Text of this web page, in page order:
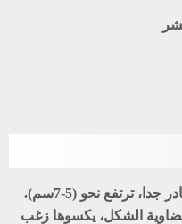
الأرين النوع السادس عشر، هي نوع نادر جدا، ترتفع نحو (5-7سم).
الشكل، يكسوها زغب